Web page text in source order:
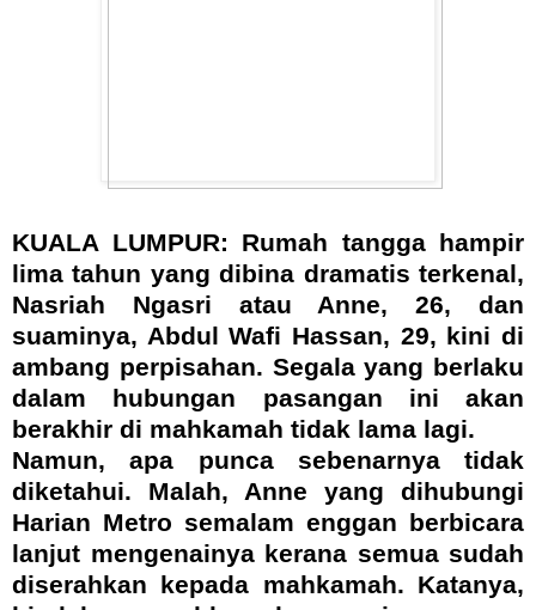
KUALA LUMPUR: Rumah tangga hampir
lima tahun yang dibina dramatis terkenal,
Nasriah Ngasri atau Anne, 26, dan
suaminya, Abdul Wafi Hassan, 29, kini di
ambang perpisahan. Segala yang berlaku
dalam hubungan pasangan ini akan
berakhir di mahkamah tidak lama lagi.
Namun, apa punca sebenarnya tidak
diketahui. Malah, Anne yang dihubungi
Harian Metro semalam enggan berbicara
lanjut mengenainya kerana semua sudah
diserahkan kepada mahkamah. Katanya,